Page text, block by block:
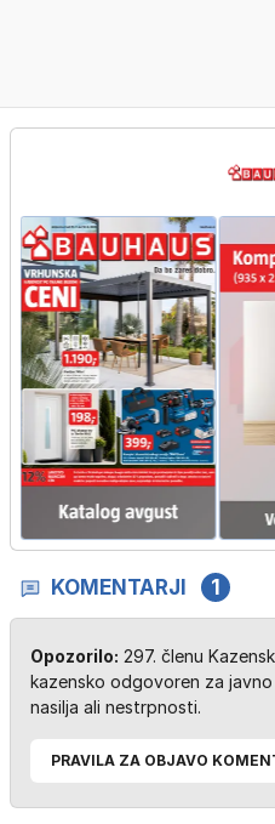
KOMENTARJI 1
Opozorilo: 297. členu
kazensko odgovoren za
nasilja ali nestrpnosti.
PRAVILA ZA OBJAVO